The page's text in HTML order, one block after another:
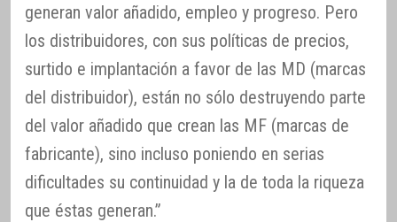
generan valor añadido, empleo y progreso. Pero
los distribuidores, con sus políticas de precios,
surtido e implantación a favor de las MD (marcas
del distribuidor), están no sólo destruyendo parte
del valor añadido que crean las MF (marcas de
fabricante), sino incluso poniendo en serias
dificultades su continuidad y la de toda la riqueza
que éstas generan.”